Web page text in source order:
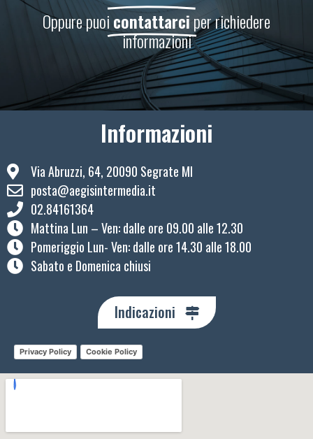
Oppure puoicontattarciper richiedere
informazioni
Informazioni
Via Abruzzi, 64, 20090 Segrate MI
posta@aegisintermedia.it
02.84161364
Mattina Lun – Ven: ​dalle ore 09.00 alle 12.30
Pomeriggio Lun- Ven: dalle ore 14.30 alle 18.00
Sabato e Domenica chiusi
Indicazioni
Privacy Policy Cookie Policy